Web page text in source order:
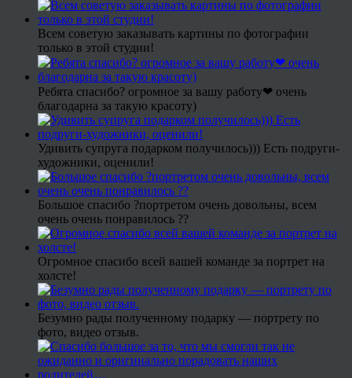
Всем советую заказывать картины по фотографии
только в этой студии!
Ребята спасибо? огромное за вашу работу❤ очень
благодарна за такую красоту)
Удивить супруга подарком получилось))) Есть подруги-
художники, оценили!
Большое спасибо ?портретом очень довольны, всем
очень очень понравилось ??
Огромное спасибо всей вашей команде за портрет на
холсте!
Безумно рады полученному подарку — портрету по
фото, видео отзыв.